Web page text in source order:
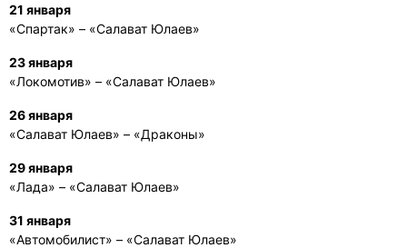
21 января
«Спартак» – «Салават Юлаев»
23 января
«Локомотив» – «Салават Юлаев»
26 января
«Салават Юлаев» – «Драконы»
29 января
«Лада» – «Салават Юлаев»
31 января
«Автомобилист» – «Салават Юлаев»